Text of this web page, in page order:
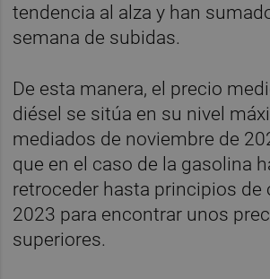
tendencia al alza y han
semana de subidas.
De esta manera, el precio
diésel se sitúa en su nivel
mediados de noviembre de
que en el caso de la gasolina
retroceder hasta principios de
2023 para encontrar unos
superiores.